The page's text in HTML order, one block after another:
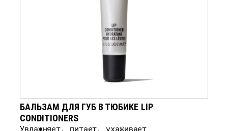
БАЛЬЗАМ ДЛЯ ГУБ В ТЮБИКЕ LIP
CONDITIONERS
Увлажняет, питает, ухаживает